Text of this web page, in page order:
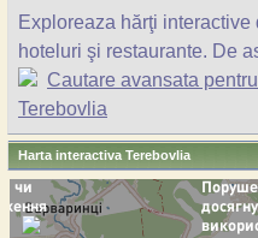
Exploreaza hărţi
hoteluri şi restaurante. De
Cautare avansata
Terebovlia
Harta interactiva Terebovlia